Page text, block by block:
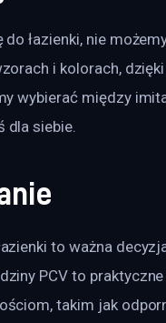
do łazienki, nie
i kolorach,
wybierać między
dla siebie.
to ważna
PCV to
takim jak